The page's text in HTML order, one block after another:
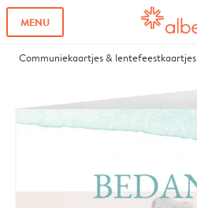
MENU
Communiekaartjes & lentefeestkaartjes